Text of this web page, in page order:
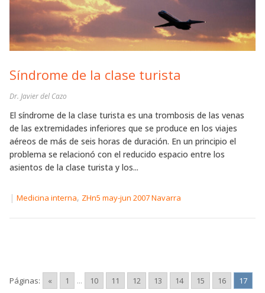
Síndrome de la clase turista
Dr. Javier del Cazo
El síndrome de la clase turista es una trombosis de las venas
de las extremidades inferiores que se produce en los viajes
aéreos de más de seis horas de duración. En un principio el
problema se relacionó con el reducido espacio entre los
asientos de la clase turista y los...
| Medicina interna, ZHn5 may-jun 2007 Navarra
Páginas: « 1 ... 10 11 12 13 14 15 16 17